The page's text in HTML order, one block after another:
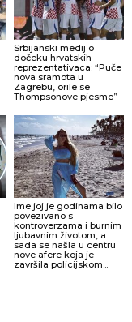
Srbijanski medij o
dočeku hrvatskih
reprezentativaca: “Puče
nova sramota u
Zagrebu, orile se
Thompsonove pjesme”
Ime joj je godinama bilo
povezivano s
kontroverzama i burnim
ljubavnim životom, a
sada se našla u centru
nove afere koja je
završila policijskom...